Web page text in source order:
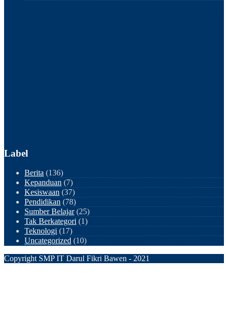
Label
Berita (136)
Kepanduan (7)
Kesiswaan (37)
Pendidikan (78)
Sumber Belajar(25)
Tak Berkategori (1)
Teknologi (17)
Uncategorized (10)
Copyright SMP IT Darul Fikri Bawen - 2021